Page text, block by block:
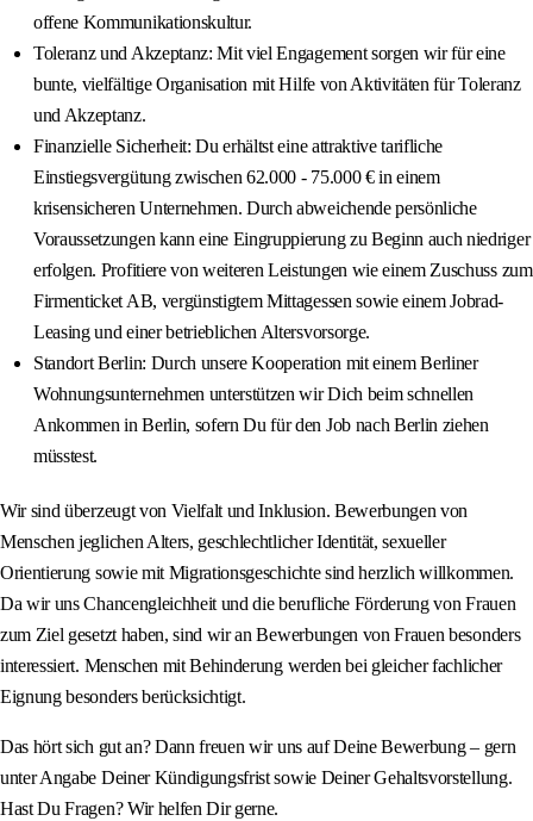
offene Kommunikationskultur.
Toleranz und Akzeptanz: Mit viel Engagement sorgen wir für eine
bunte, vielfältige Organisation mit Hilfe von Aktivitäten für Toleranz
und Akzeptanz.
Finanzielle Sicherheit: Du erhältst eine attraktive tarifliche
Einstiegsvergütung zwischen 62.000 - 75.000 € in einem
krisensicheren Unternehmen. Durch abweichende persönliche
Voraussetzungen kann eine Eingruppierung zu Beginn auch niedriger
erfolgen. Profitiere von weiteren Leistungen wie einem Zuschuss zum
Firmenticket AB, vergünstigtem Mittagessen sowie einem Jobrad-
Leasing und einer betrieblichen Altersvorsorge.
Standort Berlin: Durch unsere Kooperation mit einem Berliner
Wohnungsunternehmen unterstützen wir Dich beim schnellen
Ankommen in Berlin, sofern Du für den Job nach Berlin ziehen
müsstest.
Wir sind überzeugt von Vielfalt und Inklusion. Bewerbungen von
Menschen jeglichen Alters, geschlechtlicher Identität, sexueller
Orientierung sowie mit Migrationsgeschichte sind herzlich willkommen.
Da wir uns Chancengleichheit und die berufliche Förderung von Frauen
zum Ziel gesetzt haben, sind wir an Bewerbungen von Frauen besonders
interessiert. Menschen mit Behinderung werden bei gleicher fachlicher
Eignung besonders berücksichtigt.
Das hört sich gut an? Dann freuen wir uns auf Deine Bewerbung – gern
unter Angabe Deiner Kündigungsfrist sowie Deiner Gehaltsvorstellung.
Hast Du Fragen? Wir helfen Dir gerne.